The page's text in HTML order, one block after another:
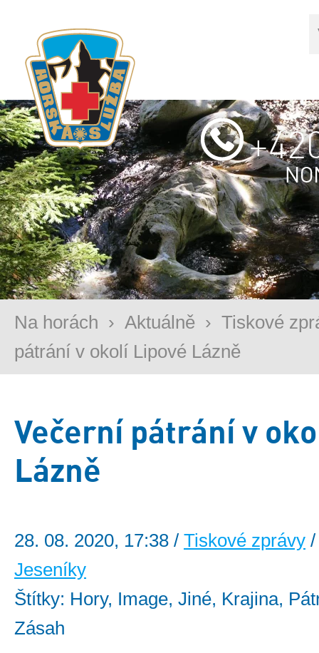
Na horách › Aktuálně › Tiskové
pátrání v okolí Lipové Lázně
Večerní pátrání v
Lázně
28. 08. 2020, 17:38 / Tiskové zprávy
Jeseníky
Štítky: Hory, Image, Jiné, Krajina,
Zásah